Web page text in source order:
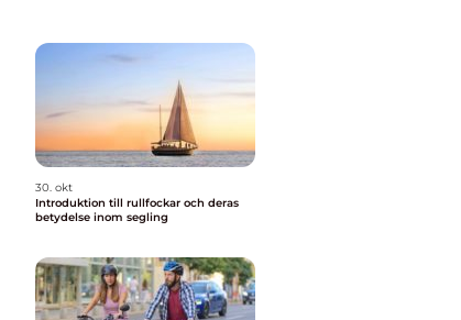
30. okt
Introduktion till rullfockar och deras
betydelse inom segling